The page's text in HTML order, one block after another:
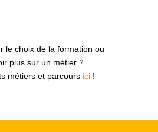
le choix de la formation ou
plus sur un métier ?
métiers et parcours ici!